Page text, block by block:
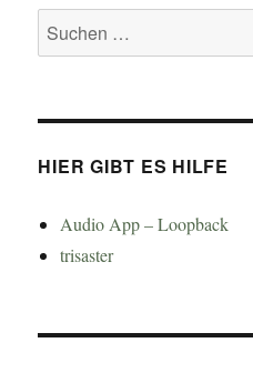
Suchen
nach:
HIER GIBT ES HILFE
Audio App – Loopback
trisaster